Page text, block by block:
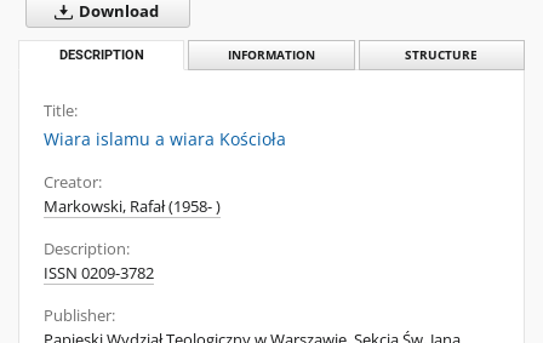
Download
DESCRIPTION INFORMATION STRUCTURE
Title:
Wiara islamu a wiara Kościoła
Creator:
Markowski, Rafał (1958- )
Description:
ISSN 0209-3782
Publisher: